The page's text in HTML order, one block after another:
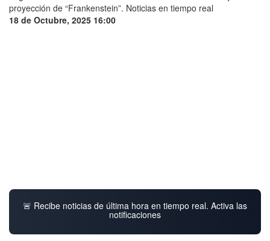
18 de Octubre, 2025 16:00
🚨 Recibe noticias de última hora en tiempo real. Activa las
notificaciones